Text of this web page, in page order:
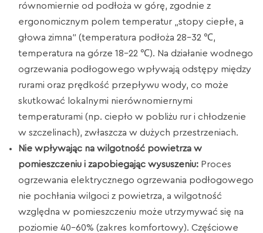
równomiernie od podłoża w górę, zgodnie z
ergonomicznym polem temperatur „stopy ciepłe, a
głowa zimna” (temperatura podłoża 28–32 ℃,
temperatura na górze 18–22 ℃). Na działanie wodnego
ogrzewania podłogowego wpływają odstępy między
rurami oraz prędkość przepływu wody, co może
skutkować lokalnymi nierównomiernymi
temperaturami (np. ciepło w pobliżu rur i chłodzenie
w szczelinach), zwłaszcza w dużych przestrzeniach.
Nie wpływając na wilgotność powietrza w
pomieszczeniu i zapobiegając wysuszeniu: Proces
ogrzewania elektrycznego ogrzewania podłogowego
nie pochłania wilgoci z powietrza, a wilgotność
względna w pomieszczeniu może utrzymywać się na
poziomie 40–60% (zakres komfortowy). Częściowe